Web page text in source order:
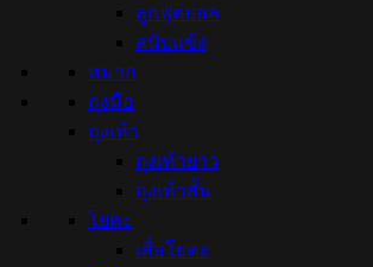
ลูกฟุตบอล
สนับแข้ง
หมวก
ถุงมือ
ถุงเท้า
ถุงเท้ายาว
ถุงเท้าสั้น
โยคะ
เสื่อโยคะ